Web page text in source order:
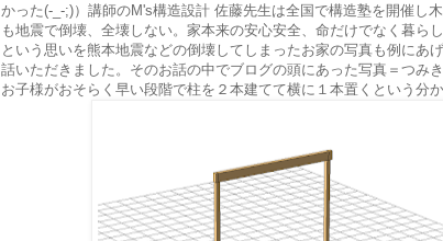
かった(-_-;)）講師のM's構造設計 佐藤先生は全国で構造塾を開催し
も地震で倒壊、全壊しない。家本来の安心安全、命だけでなく暮ら
という思いを熊本地震などの倒壊してしまったお家の写真も例にあ
話いただきました。そのお話の中でブログの頭にあった写真＝つみ
お子様がおそらく早い段階で柱を２本建てて横に１本置くという分か